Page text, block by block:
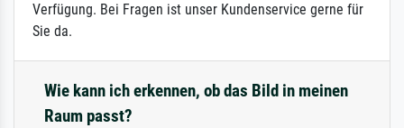
Verfügung. Bei Fragen ist unser Kundenservice gerne für
Sie da.
Wie kann ich erkennen, ob das Bild in meinen
Raum passt?